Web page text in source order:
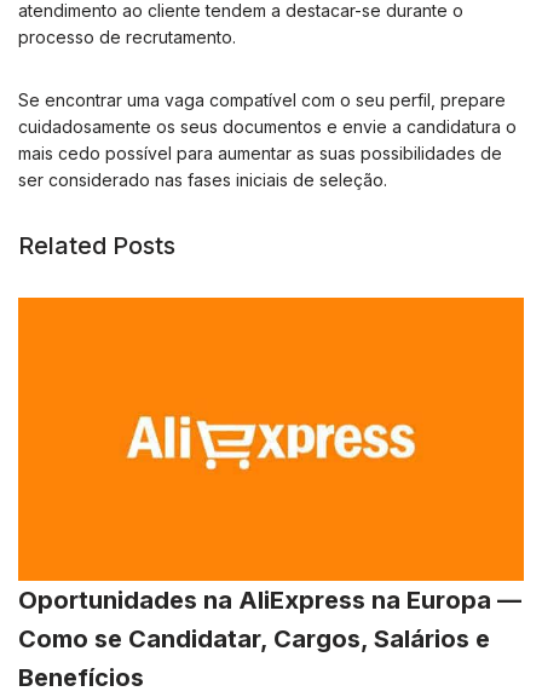
atendimento ao cliente tendem a destacar-se durante o
processo de recrutamento.
Se encontrar uma vaga compatível com o seu perfil, prepare
cuidadosamente os seus documentos e envie a candidatura o
mais cedo possível para aumentar as suas possibilidades de
ser considerado nas fases iniciais de seleção.
Related Posts
Oportunidades na AliExpress na Europa —
Como se Candidatar, Cargos, Salários e
Benefícios